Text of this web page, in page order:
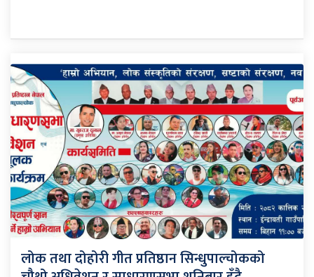
लोक तथा दोहोरी गीत प्रतिष्ठान सिन्धुपाल्चोकको